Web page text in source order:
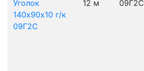
Уголок
140х90х10 г/к
09Г2С
12 м 09Г2С